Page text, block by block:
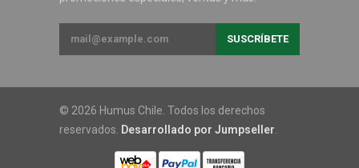
© 2026 Humus Chile. Todos los derechos
reservados. Desarrollado por Jumpseller